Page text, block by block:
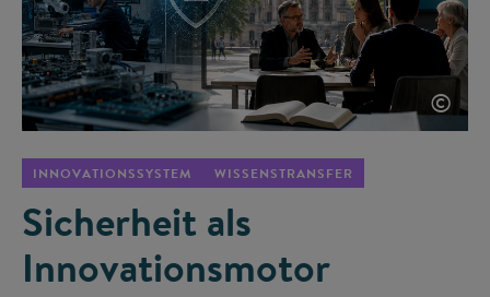
©
INNOVATIONSSYSTEM WISSENSTRANSFER
Sicherheit als
Innovationsmotor